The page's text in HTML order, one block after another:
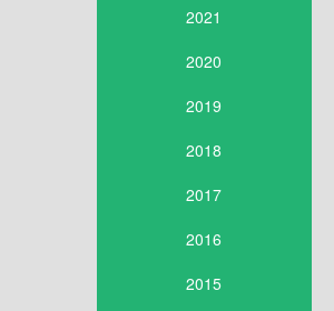
2021
2020
2019
2018
2017
2016
2015